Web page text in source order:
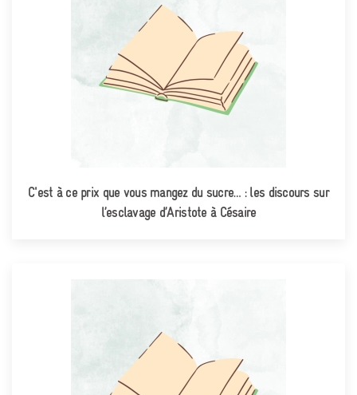
C'est à ce prix que vous mangez du sucre… : les discours sur
l’esclavage d’Aristote à Césaire